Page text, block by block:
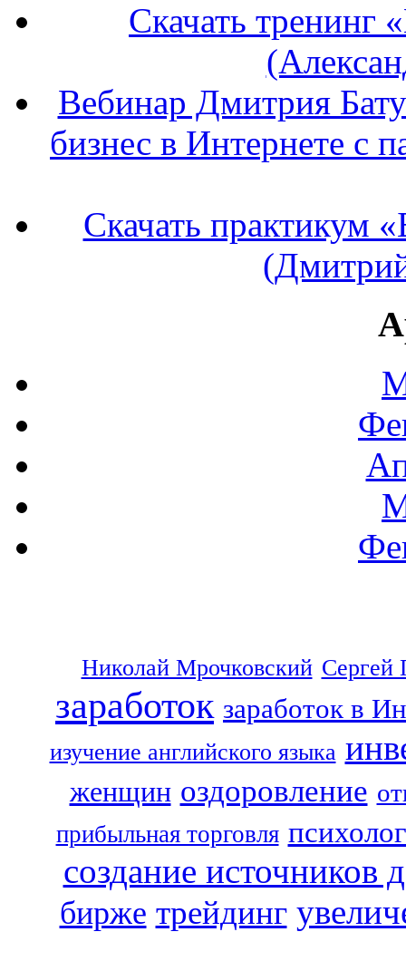
Скачать тренинг
Вебинар Дмитрия
бизнес в Интернете с
Скачать практикум
Николай Мрочковский Сергей
заработок заработок в
изучение английского языка
женщин оздоровление
прибыльная торговля
создание источников
бирже трейдинг